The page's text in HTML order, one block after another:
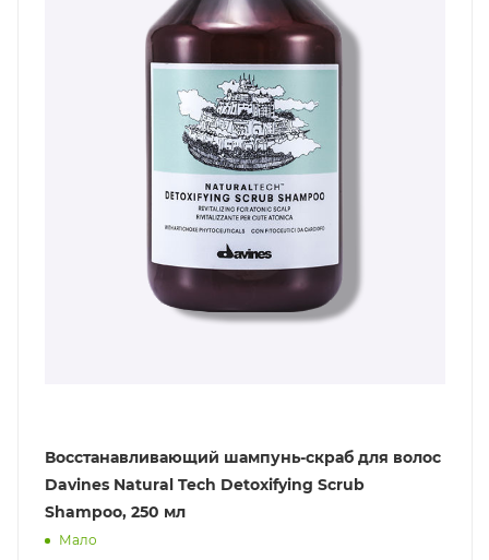
Восстанавливающий шампунь-скраб для волос
Davines Natural Tech Detoxifying Scrub
Shampoo, 250 мл
Мало